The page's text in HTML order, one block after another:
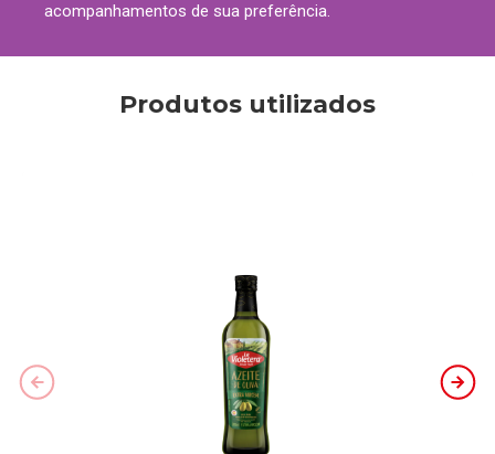
acompanhamentos de sua preferência.
Produtos utilizados